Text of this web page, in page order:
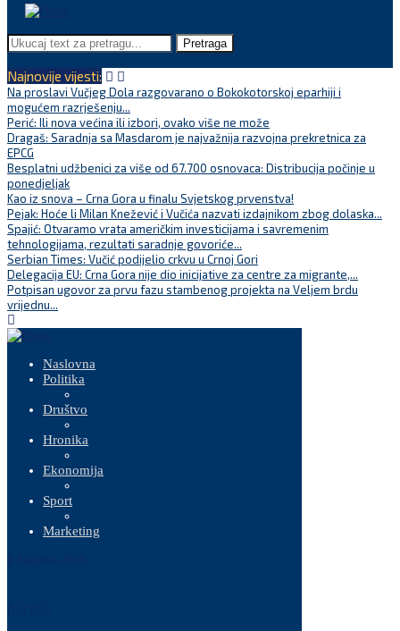
Pretraga
Najnovije vijesti:
Na proslavi Vučjeg Dola razgovarano o Bokokotorskoj eparhiji i
mogućem razrješenju...
Perić: Ili nova većina ili izbori, ovako više ne može
Dragaš: Saradnja sa Masdarom je najvažnija razvojna prekretnica za
EPCG
Besplatni udžbenici za više od 67.700 osnovaca: Distribucija počinje u
ponedjeljak
Kao iz snova – Crna Gora u finalu Svjetskog prvenstva!
Pejak: Hoće li Milan Knežević i Vučića nazvati izdajnikom zbog dolaska...
Spajić: Otvaramo vrata američkim investicijama i savremenim
tehnologijama, rezultati saradnje govoriće...
Serbian Times: Vučić podijelio crkvu u Crnoj Gori
Delegacija EU: Crna Gora nije dio inicijative za centre za migrante,...
Potpisan ugovor za prvu fazu stambenog projekta na Veljem brdu
vrijednu...
Naslovna
Politika
Društvo
Hronika
Ekonomija
Sport
Marketing